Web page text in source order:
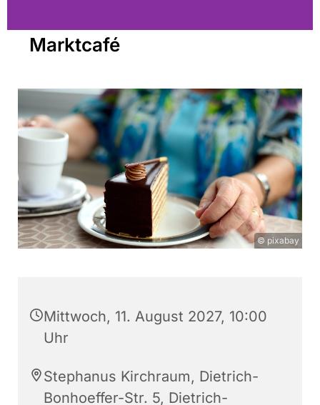
Marktcafé
© pixabay
Mittwoch, 11. August 2027, 10:00
Uhr
Stephanus Kirchraum, Dietrich-
Bonhoeffer-Str. 5, Dietrich-